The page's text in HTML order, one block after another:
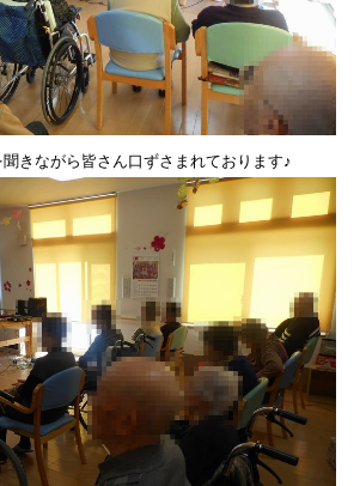
きながら皆さん口ずさまれております♪